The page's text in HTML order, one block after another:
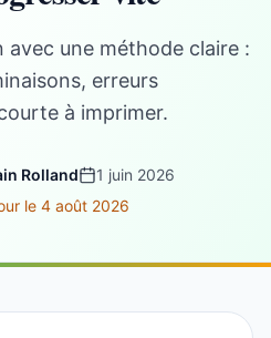
avec une méthode claire :
erreurs
à imprimer.
Rolland
1 juin 2026
le 4 août 2026